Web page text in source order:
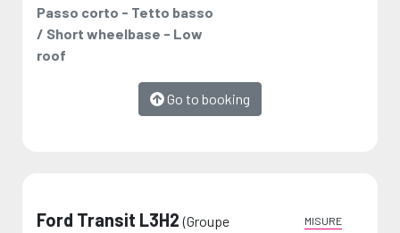
Passo corto - Tetto basso
/ Short wheelbase - Low
roof
Go to booking
Ford Transit L3H2(Groupe
MISURE